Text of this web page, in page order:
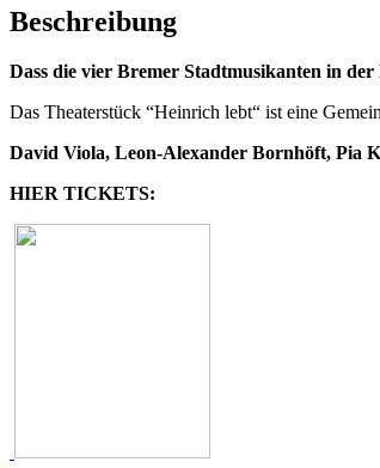
Beschreibung
Dass die vier Bremer Stadtmusikanten in der
Das Theaterstück “Heinrich lebt“ ist eine
David Viola, Leon-Alexander Bornhöft, Pia
HIER TICKETS: